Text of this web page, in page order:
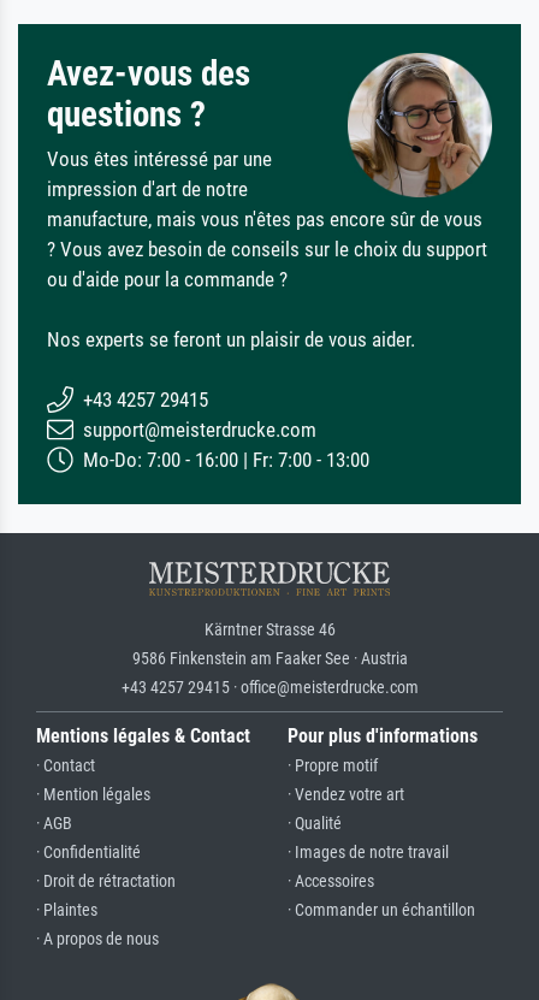
Avez-vous des
questions ?
Vous êtes intéressé par une
impression d'art de notre
manufacture, mais vous n'êtes pas encore sûr de vous
? Vous avez besoin de conseils sur le choix du support
ou d'aide pour la commande ?
Nos experts se feront un plaisir de vous aider.
+43 4257 29415
support@meisterdrucke.com
Mo-Do: 7:00 - 16:00 | Fr: 7:00 - 13:00
Kärntner Strasse 46
9586 Finkenstein am Faaker See · Austria
+43 4257 29415 · office@meisterdrucke.com
Mentions légales & Contact
· Contact
· Mention légales
· AGB
· Confidentialité
· Droit de rétractation
· Plaintes
· A propos de nous
Pour plus d'informations
· Propre motif
· Vendez votre art
· Qualité
· Images de notre travail
· Accessoires
· Commander un échantillon